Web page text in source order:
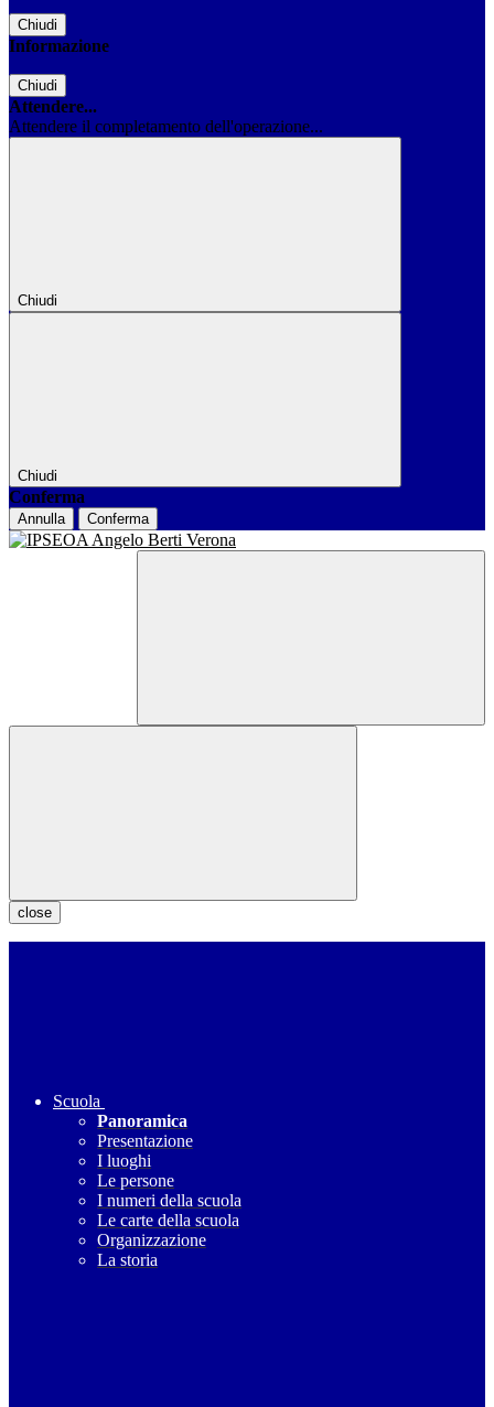
Chiudi
Informazione
Chiudi
Attendere...
Attendere il completamento dell'operazione...
Chiudi
Chiudi
Conferma
Annulla Conferma
close
Scuola
Panoramica
Presentazione
I luoghi
Le persone
I numeri della scuola
Le carte della scuola
Organizzazione
La storia